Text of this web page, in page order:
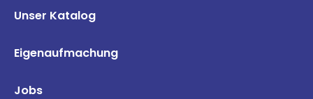
Unser Katalog
Eigenaufmachung
Jobs